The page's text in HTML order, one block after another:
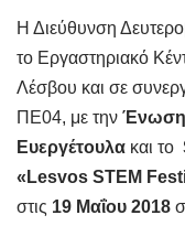
Η Διεύθυνση
το Εργαστηριακό
Λέσβου και σε
ΠΕ04, με την Ένωση
Ευεργέτουλα και το
« Lesvos STEM
στις 19 Μαΐου 2018